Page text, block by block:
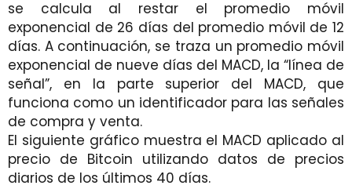
se calcula al restar el promedio móvil
exponencial de 26 días del promedio móvil de 12
días. A continuación, se traza un promedio móvil
exponencial de nueve días del MACD, la “línea de
señal”, en la parte superior del MACD, que
funciona como un identificador para las señales
de compra y venta.
El siguiente gráfico muestra el MACD aplicado al
precio de Bitcoin utilizando datos de precios
diarios de los últimos 40 días.